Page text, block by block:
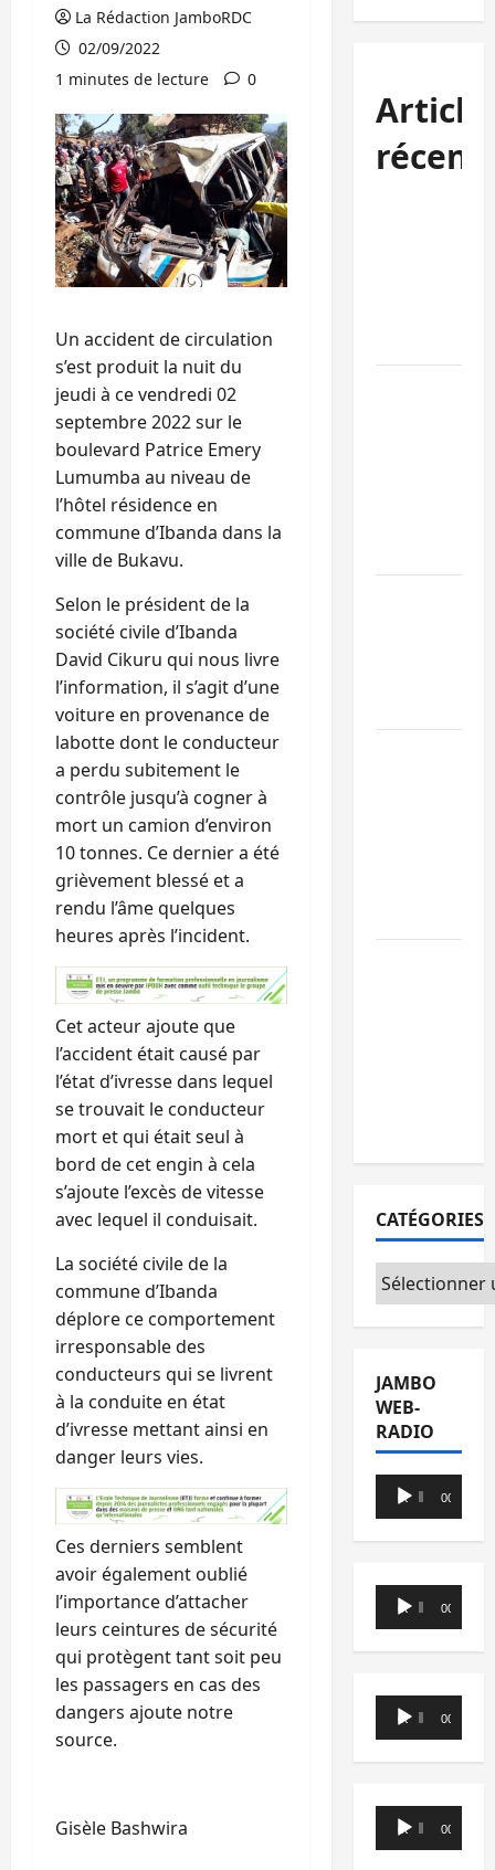
La Rédaction JamboRDC
02/09/2022
1 minutes de lecture
0
Un accident de circulation
s’est produit la nuit du
jeudi à ce vendredi 02
septembre 2022 sur le
boulevard Patrice Emery
Lumumba au niveau de
l’hôtel résidence en
commune d’Ibanda dans la
ville de Bukavu.
Selon le président de la
société civile d’Ibanda
David Cikuru qui nous livre
l’information, il s’agit d’une
voiture en provenance de
labotte dont le conducteur
a perdu subitement le
contrôle jusqu’à cogner à
mort un camion d’environ
10 tonnes. Ce dernier a été
grièvement blessé et a
rendu l’âme quelques
heures après l’incident.
Cet acteur ajoute que
l’accident était causé par
l’état d’ivresse dans lequel
se trouvait le conducteur
mort et qui était seul à
bord de cet engin à cela
s’ajoute l’excès de vitesse
avec lequel il conduisait.
La société civile de la
commune d’Ibanda
déplore ce comportement
irresponsable des
conducteurs qui se livrent
à la conduite en état
d’ivresse mettant ainsi en
danger leurs vies.
Ces derniers semblent
avoir également oublié
l’importance d’attacher
leurs ceintures de sécurité
qui protègent tant soit peu
les passagers en cas des
dangers ajoute notre
source.
Gisèle Bashwira
CATÉGORIES
Catégories
JAMBO
WEB-
RADIO
Lecteur
audio
00:00 00:00
Lecteur
audio
00:00 00:00
Lecteur
audio
00:00 00:00
Lecteur
audio
00:00 00:00